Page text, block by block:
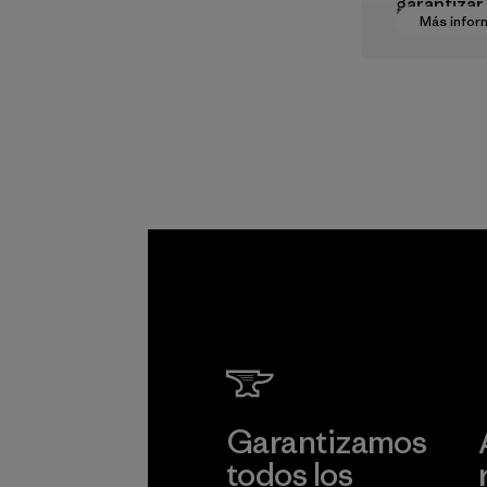
Más
dignos en
Garantizamos
todos los